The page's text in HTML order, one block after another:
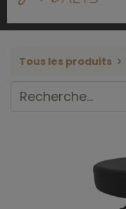
Tous les produits